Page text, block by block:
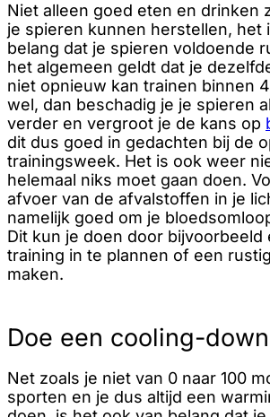
Niet alleen goed eten en drinken
je spieren kunnen herstellen, het
belang dat je spieren voldoende
het algemeen geldt dat je
niet opnieuw kan trainen binnen
wel, dan beschadig je je spieren
verder en vergroot je de kans op
dit dus goed in gedachten bij de
trainingsweek. Het is ook weer
helemaal niks moet gaan doen.
afvoer van de afvalstoffen in je
namelijk goed om je
Dit kun je doen door bijvoorbeeld
training in te plannen of een
maken.
Doe een cooling-down
Net zoals je niet van 0 naar 100
sporten en je dus altijd een